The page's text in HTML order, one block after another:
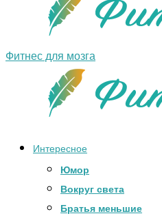
Фитнес для мозга
Интересное
Юмор
Вокруг света
Братья меньшие